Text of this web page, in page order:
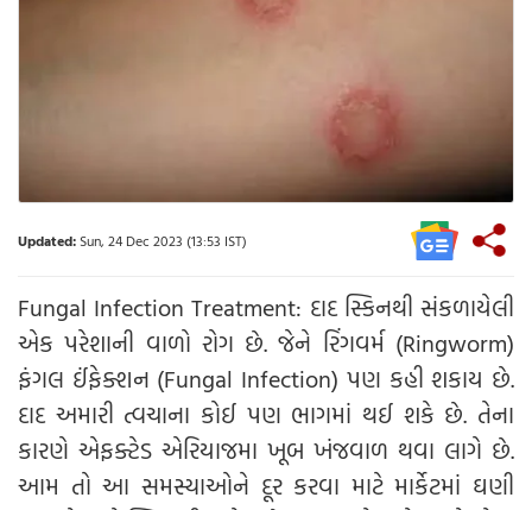
Updated:Sun, 24 Dec 2023 (13:53 IST)
Fungal Infection Treatment: દાદ સ્કિનથી સંકળાયેલી
એક પરેશાની વાળો રોગ છે. જેને રિંગવર્મ (Ringworm)
ફંગલ ઈંફેક્શન (Fungal Infection) પણ કહી શકાય છે.
દાદ અમારી ત્વચાના કોઈ પણ ભાગમાં થઈ શકે છે. તેના
કારણે એફક્ટેડ એરિયાજમા ખૂબ ખંજવાળ થવા લાગે છે.
આમ તો આ સમસ્યાઓને દૂર કરવા માટે માર્કેટમાં ઘણી